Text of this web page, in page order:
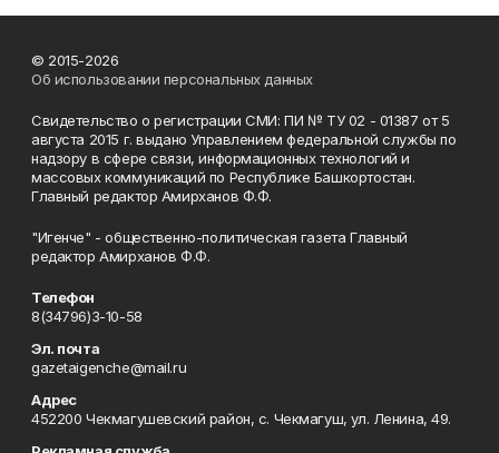
© 2015-2026
Об использовании персональных данных
Свидетельство о регистрации СМИ: ПИ № ТУ 02 - 01387 от 5
августа 2015 г. выдано Управлением федеральной службы по
надзору в сфере связи, информационных технологий и
массовых коммуникаций по Республике Башкортостан.
Главный редактор Амирханов Ф.Ф.
"Игенче" - общественно-политическая газета Главный
редактор Амирханов Ф.Ф.
Телефон
8(34796)3-10-58
Эл. почта
gazetaigenche@mail.ru
Адрес
452200 Чекмагушевский район, с. Чекмагуш, ул. Ленина, 49.